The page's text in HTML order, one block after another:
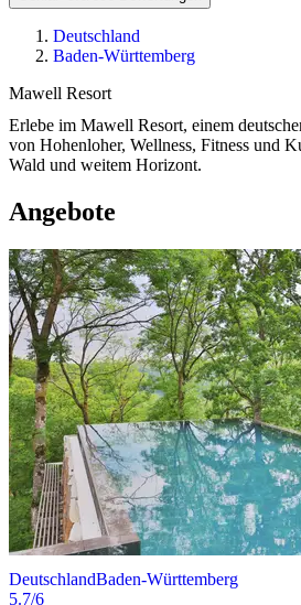
Deutschland
Baden-Württemberg
Mawell Resort
Erlebe im Mawell Resort, einem
von Hohenloher, Wellness, Fitness und
Wald und weitem Horizont.
Angebote
DeutschlandBaden-Württemberg
5.7/6